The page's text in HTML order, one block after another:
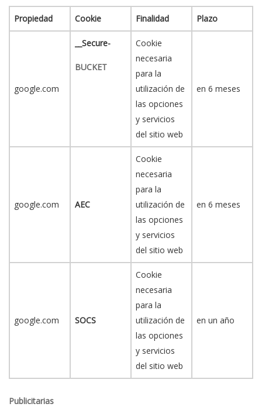
Propiedad Cookie Finalidad Plazo
google.com
__Secure-
BUCKET
Cookie
necesaria
para la
utilización de
las opciones
y servicios
del sitio web
en 6 meses
google.com AEC
Cookie
necesaria
para la
utilización de
las opciones
y servicios
del sitio web
en 6 meses
google.com SOCS
Cookie
necesaria
para la
utilización de
las opciones
y servicios
del sitio web
en un año
Publicitarias